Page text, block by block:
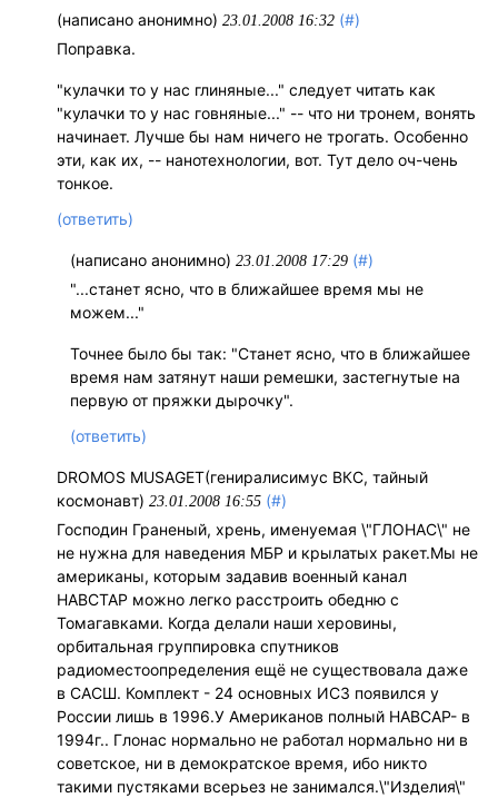
(написано анонимно)23.01.2008 16:32 (#)
Поправка.
"кулачки то у нас глиняные..." следует читать как
"кулачки то у нас говняные..." -- что ни тронем, вонять
начинает. Лучше бы нам ничего не трогать. Особенно
эти, как их, -- нанотехнологии, вот. Тут дело оч-чень
тонкое.
(ответить)
(написано анонимно) 23.01.2008 17:29 (#)
"...станет ясно, что в ближайшее время мы не
можем..."
Точнее было бы так: "Станет ясно, что в ближайшее
время нам затянут наши ремешки, застегнутые на
первую от пряжки дырочку".
(ответить)
DROMOS MUSAGET(гениралисимус ВКС, тайный
космонавт)23.01.2008 16:55 (#)
Господин Граненый, хрень, именуемая \"ГЛОНАС\" не
не нужна для наведения МБР и крылатых ракет.Мы не
американы, которым задавив военный канал
НАВСТАР можно легко расстроить обедню с
Томагавками. Когда делали наши херовины,
орбитальная группировка спутников
радиоместоопределения ещё не существовала даже
в САСШ. Комплект - 24 основных ИСЗ появился у
России лишь в 1996.У Американов полный НАВСАР- в
1994г.. Глонас нормально не работал нормально ни в
советское, ни в демократское время, ибо никто
такими пустяками всерьез не занимался.\"Изделия\"